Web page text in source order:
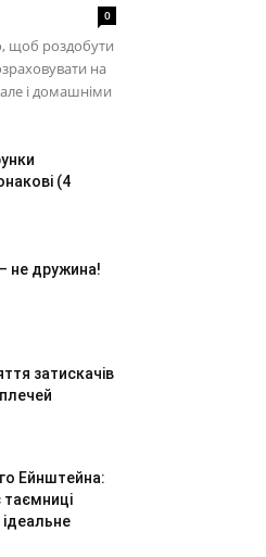
0
щоб роздобути
на
і домашніми
(4
не дружина!
затискачів
Ейнштейна:
таємниці
ідеальне